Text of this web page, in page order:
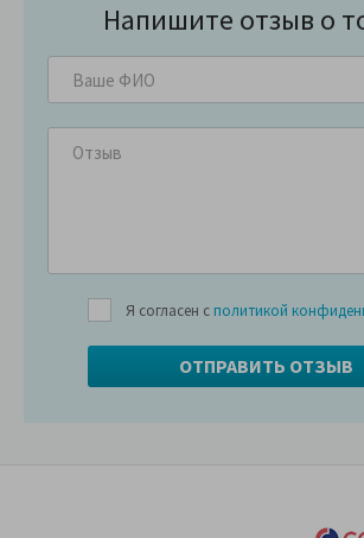
Напишите отзыв о
Я согласен с политикой